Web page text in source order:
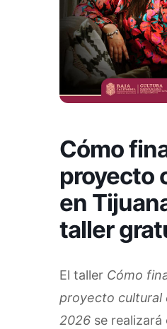
Cómo
proyecto
en
taller
El taller Cómo
proyecto cultural
2026 se